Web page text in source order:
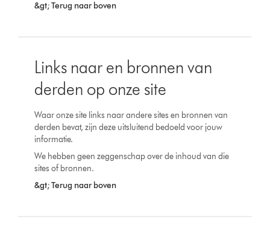
&gt; Terug naar boven
Links naar en bronnen van
derden op onze site
Waar onze site links naar andere sites en bronnen van
derden bevat, zijn deze uitsluitend bedoeld voor jouw
informatie.
We hebben geen zeggenschap over de inhoud van die
sites of bronnen.
&gt; Terug naar boven